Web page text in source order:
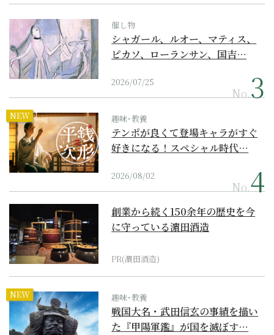
催し物
シャガール、ルオー、マティス、
ピカソ、ローランサン、国吉…
2026/07/25
No.
NEW 趣味･教養
テンポが良くて登場キャラがすぐ
好きになる！スペシャル時代…
2026/08/02
No.
創業から続く150余年の歴史を今
に守っている濵田酒造
PR(濵田酒造)
NEW 趣味･教養
戦国大名・武田信玄の事績を描い
た『甲陽軍鑑』が国を滅ぼす…